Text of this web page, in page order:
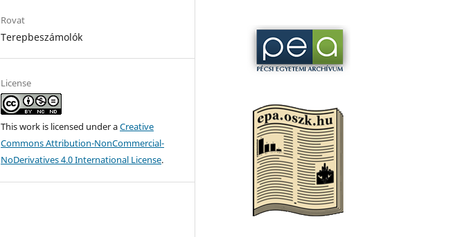
Rovat
Terepbeszámolók
License
This work is licensed under aCreative
Commons Attribution-NonCommercial-
NoDerivatives 4.0 International License.